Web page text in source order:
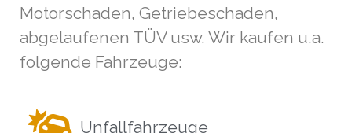
Motorschaden, Getriebeschaden,
abgelaufenen TÜV usw. Wir kaufen u.a.
folgende Fahrzeuge:
Unfallfahrzeuge